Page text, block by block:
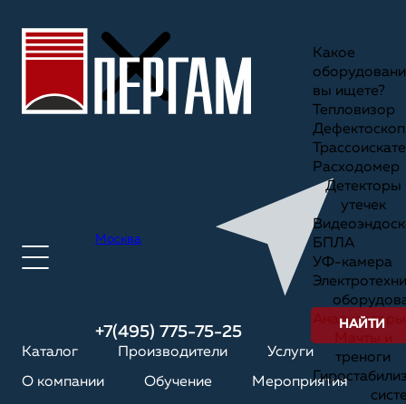
Москва
+7(495) 775-75-25
Каталог Производители Услуги
О компании Обучение Мероприятия
Какое
вы ищете?
Тепловизор
Дефектоскоп
Расходомер
Детекторы
утечек
БПЛА
УФ-камера
Анализаторы
треноги
НАЙТИ